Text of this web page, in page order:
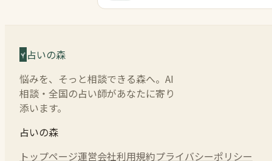
占いの森
悩みを、そっと相談できる森へ。AI
相談・全国の占い師があなたに寄り
添います。
占いの森
トップページ運営会社利用規約プライバシーポリシー